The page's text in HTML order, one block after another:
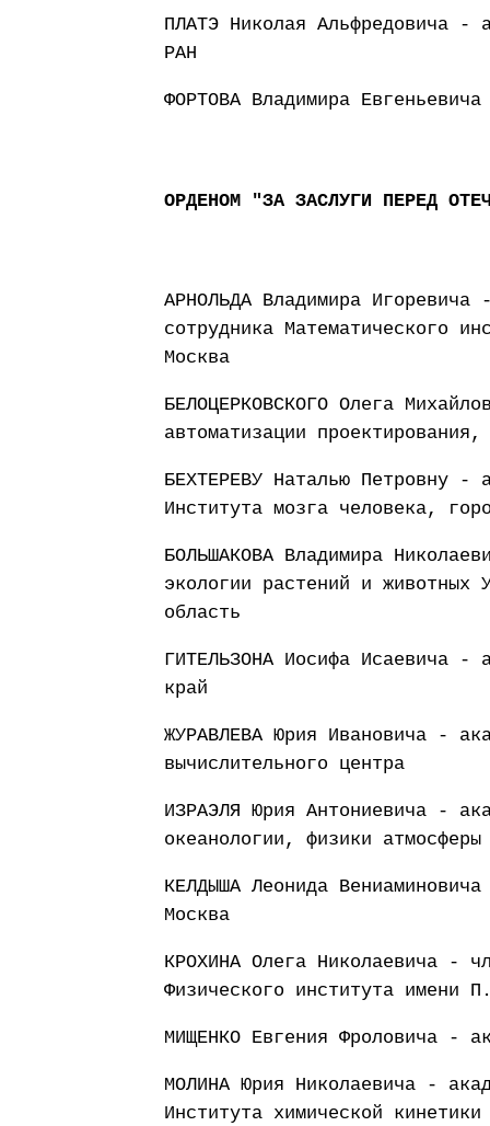
ПЛАТЭ Николая Альфредовича -
РАН
ФОРТОВА Владимира
ОРДЕНОМ "ЗА ЗАСЛУГИ ПЕРЕД
АРНОЛЬДА Владимира
сотрудника Математического
Москва
БЕЛОЦЕРКОВСКОГО Олега
автоматизации
БЕХТЕРЕВУ Наталью Петровну -
Института мозга человека,
БОЛЬШАКОВА Владимира
экологии растений и животных
область
ГИТЕЛЬЗОНА Иосифа Исаевича -
край
ЖУРАВЛЕВА Юрия Ивановича -
вычислительного центра
ИЗРАЭЛЯ Юрия Антониевича -
океанологии, физики
КЕЛДЫША Леонида
Москва
КРОХИНА Олега Николаевича -
Физического института имени
МИЩЕНКО Евгения Фроловича -
МОЛИНА Юрия Николаевича -
Института химической